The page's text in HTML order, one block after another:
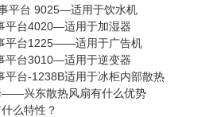
平台 9025—适用于饮水机
平台4020—适用于加湿器
平台1225——适用于广告机
平台3010—适用于逆变器
平台-1238B适用于冰柜内部散热
——兴东散热风扇有什么优势
么特性？